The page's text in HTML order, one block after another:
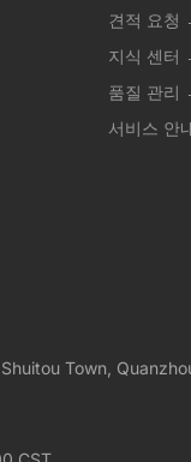
견적 요청
지식 센터
품질 관리
서비스 안
Town,